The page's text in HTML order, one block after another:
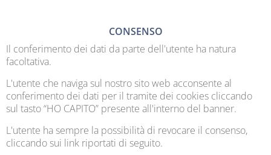
CONSENSO
Il conferimento dei dati da parte dell'utente ha natura
facoltativa.
L'utente che naviga sul nostro sito web acconsente al
conferimento dei dati per il tramite dei cookies cliccando
sul tasto “HO CAPITO” presente all'interno del banner.
L'utente ha sempre la possibilità di revocare il consenso,
cliccando sui link riportati di seguito.